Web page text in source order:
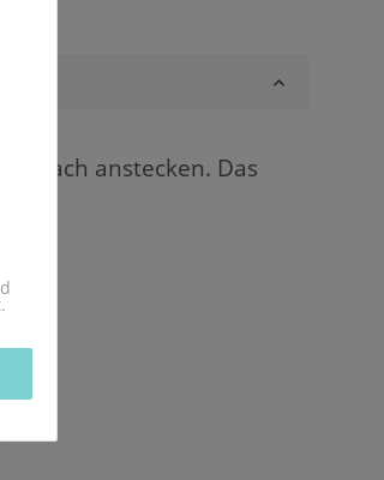
anstecken. Das